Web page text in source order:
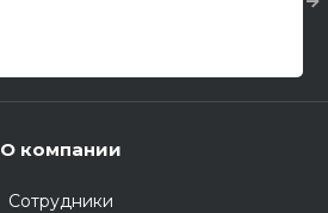
О компании
Сотрудники